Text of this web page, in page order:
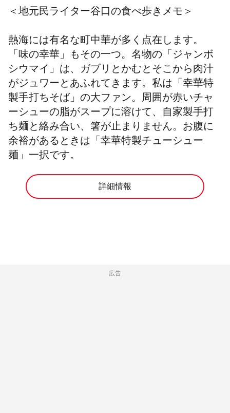
＜ 地元民ライター谷口の食べ歩きメモ＞
熱海には有名な町中華が多く点在します。
「味の幸華」もその一つ。名物の「ジャンボ
シウマイ」は、ガブリとかむとそこから肉汁
がジュワーとあふれてきます。私は「幸華特
製手打ちそば」の大ファン。周囲が赤いチャ
ーシューの脂がスープに溶けて、自家製手打
ち麺と絡み合い、箸が止まりません。お腹に
余裕があるときは「幸華特製チューシュー
麺」一択です。
詳細情報
広告